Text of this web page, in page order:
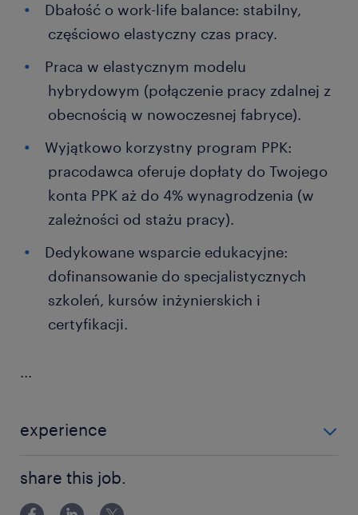
Dbałość o work-life balance: stabilny,
częściowo elastyczny czas pracy.
Praca w elastycznym modelu
hybrydowym (połączenie pracy zdalnej z
obecnością w nowoczesnej fabryce).
Wyjątkowo korzystny program PPK:
pracodawca oferuje dopłaty do Twojego
konta PPK aż do 4% wynagrodzenia (w
zależności od stażu pracy).
Dedykowane wsparcie edukacyjne:
dofinansowanie do specjalistycznych
szkoleń, kursów inżynierskich i
certyfikacji.
...
experience
share this job.